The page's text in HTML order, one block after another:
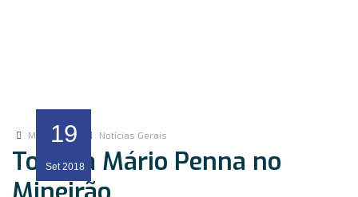
19
Set 2018
Marketing Notícias Gerais
Torcida Mário Penna no